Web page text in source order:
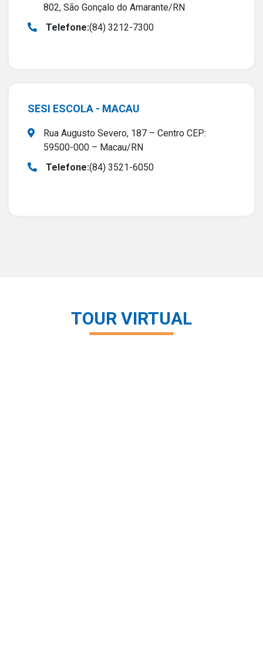
802, São Gonçalo do Amarante/RN
Telefone:(84) 3212-7300
SESI ESCOLA - MACAU
Rua Augusto Severo, 187 – Centro CEP:
59500-000 – Macau/RN
Telefone:(84) 3521-6050
TOUR VIRTUAL